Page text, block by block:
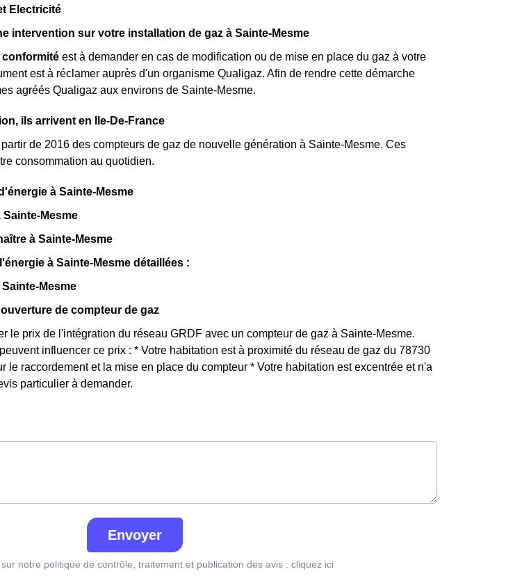
Electricité
intervention sur votre installation de gaz à Sainte-Mesme
est à demander en cas de modification ou de mise en place du gaz à votre
est à réclamer auprès d'un organisme Qualigaz. Afin de rendre cette démarche
agréés Qualigaz aux environs de Sainte-Mesme.
ils arrivent en Ile-De-France
de 2016 des compteurs de gaz de nouvelle génération à Sainte-Mesme. Ces
consommation au quotidien.
à Sainte-Mesme
Mesme
à Sainte-Mesme
à Sainte-Mesme détaillées :
Mesme
de compteur de gaz
le prix de l'intégration du réseau GRDF avec un compteur de gaz à Sainte-Mesme.
influencer ce prix : * Votre habitation est à proximité du réseau de gaz du 78730
le raccordement et la mise en place du compteur * Votre habitation est excentrée et n'a
particulier à demander.
Envoyer
notre politique de contrôle, traitement et publication des avis : cliquez ici